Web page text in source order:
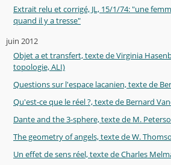
Extrait relu et corrigé, JL, 15/1/74: "une
quand il y a tresse"
juin 2012
Objet a et transfert, texte de Virginia
topologie, ALI)
Questions sur l'espace lacanien, texte de
Qu'est-ce que le réel ?, texte de Bernard
Dante and the 3-sphere, texte de M.
The geometry of angels, texte de W.
Un effet de sens réel, texte de Charles